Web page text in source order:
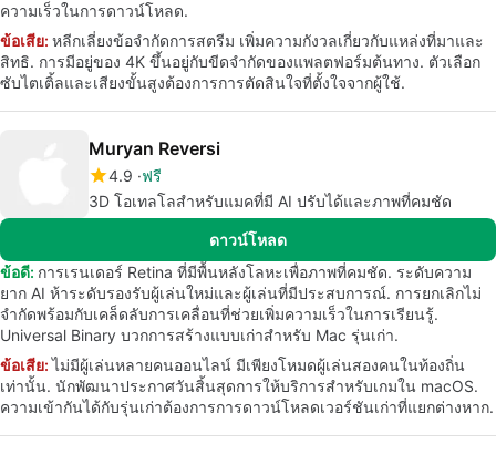
ความเร็วในการดาวน์โหลด.
ข้อเสีย: หลีกเลี่ยงข้อจำกัดการสตรีม เพิ่มความกังวลเกี่ยวกับแหล่งที่มาและ
สิทธิ. การมีอยู่ของ 4K ขึ้นอยู่กับขีดจำกัดของแพลตฟอร์มต้นทาง. ตัวเลือก
ซับไตเติ้ลและเสียงขั้นสูงต้องการการตัดสินใจที่ตั้งใจจากผู้ใช้.
Muryan Reversi
4.9 ฟรี
3D โอเทลโลสำหรับแมคที่มี AI ปรับได้และภาพที่คมชัด
ดาวน์โหลด
ข้อดี: การเรนเดอร์ Retina ที่มีพื้นหลังโลหะเพื่อภาพที่คมชัด. ระดับความ
ยาก AI ห้าระดับรองรับผู้เล่นใหม่และผู้เล่นที่มีประสบการณ์. การยกเลิกไม่
จำกัดพร้อมกับเคล็ดลับการเคลื่อนที่ช่วยเพิ่มความเร็วในการเรียนรู้.
Universal Binary บวกการสร้างแบบเก่าสำหรับ Mac รุ่นเก่า.
ข้อเสีย:ไม่มีผู้เล่นหลายคนออนไลน์ มีเพียงโหมดผู้เล่นสองคนในท้องถิ่น
เท่านั้น. นักพัฒนาประกาศวันสิ้นสุดการให้บริการสำหรับเกมใน macOS.
ความเข้ากันได้กับรุ่นเก่าต้องการการดาวน์โหลดเวอร์ชันเก่าที่แยกต่างหาก.